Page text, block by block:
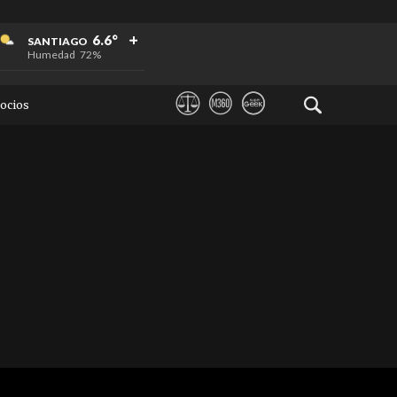
SANTIAGO 6.6°
Humedad 72%
+
+
+